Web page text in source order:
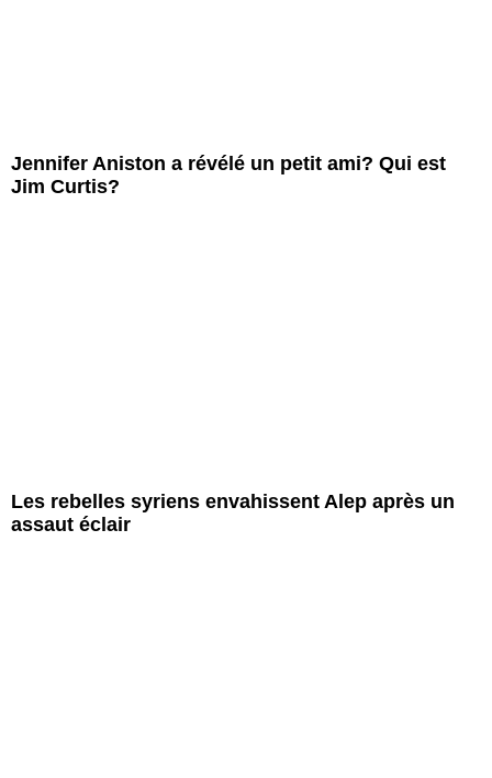
Jennifer Aniston a révélé un petit ami? Qui est
Jim Curtis?
Les rebelles syriens envahissent Alep après un
assaut éclair